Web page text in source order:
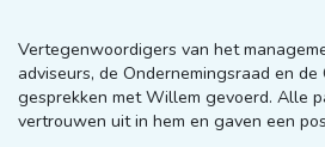
Vertegenwoordigers van het
adviseurs, de Ondernemingsraad en
gesprekken met Willem gevoerd. Alle
vertrouwen uit in hem en gaven een